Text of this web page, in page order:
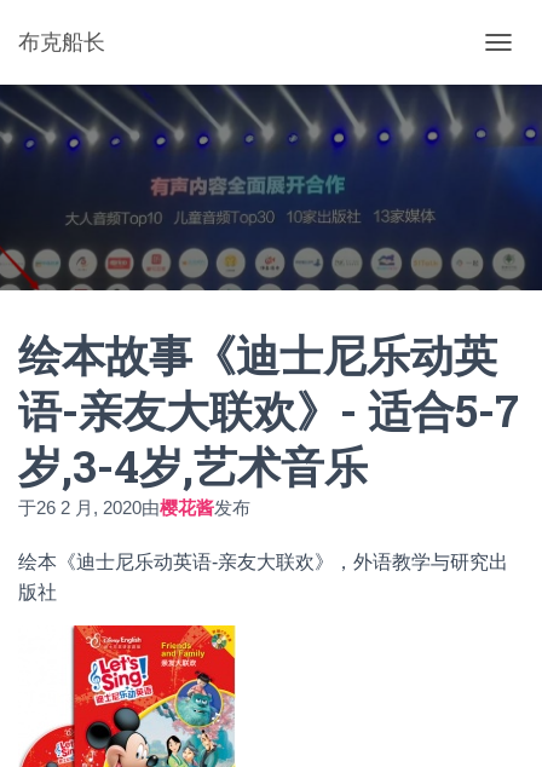
布克船长
换
导
航
绘本故事《迪士尼乐动英
语-亲友大联欢》- 适合5-7
岁,3-4岁,艺术音乐
于26 2 月, 2020由樱花酱发布
绘本《迪士尼乐动英语-亲友大联欢》，外语教学与研究出
版社